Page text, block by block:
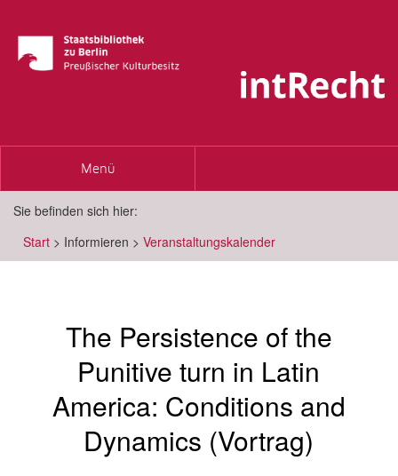
Toggle
Menü
Sie befinden sich hier:
Start > Informieren > Veranstaltungskalender
The Persistence of the
Punitive turn in Latin
America: Conditions and
Dynamics (Vortrag)